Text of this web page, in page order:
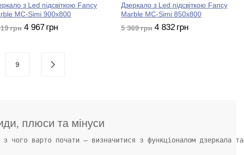
з Led підсвіткою Fancy
MC-Simi 900x800
грн 4 967 грн
Дзеркало з Led підсвіткою Fancy
Marble MC-Simi 850x800
5 369грн 4 832 грн
9
плюси та мінуси
чого варто почати – визначитися з функціоналом